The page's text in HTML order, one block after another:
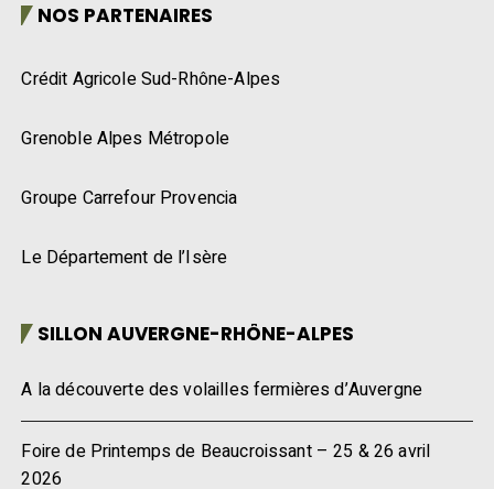
NOS PARTENAIRES
Crédit Agricole Sud-Rhône-Alpes
Grenoble Alpes Métropole
Groupe Carrefour Provencia
Le Département de l’Isère
SILLON AUVERGNE-RHÔNE-ALPES
A la découverte des volailles fermières d’Auvergne
Foire de Printemps de Beaucroissant – 25 & 26 avril
2026